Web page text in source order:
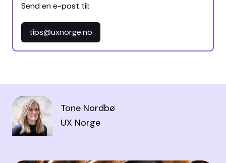
Send en e-post til:
tips@uxnorge.no
Tone Nordbø
UX Norge